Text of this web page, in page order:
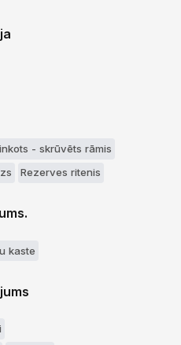
- skrūvēts rāmis
Rezerves ritenis
kaste